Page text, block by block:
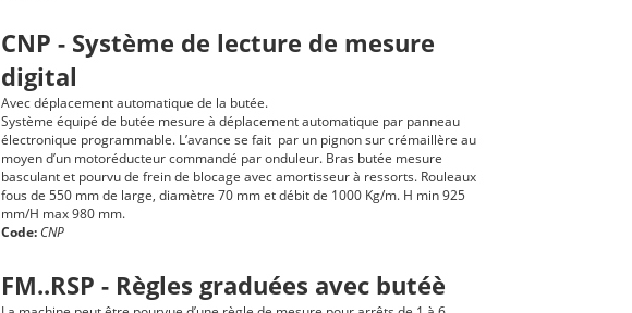
CNP - Système de lecture de mesure
digital
Avec déplacement automatique de la butée.
Système équipé de butée mesure à déplacement automatique par panneau
électronique programmable. L’avance se fait par un pignon sur crémaillère au
moyen d’un motoréducteur commandé par onduleur. Bras butée mesure
basculant et pourvu de frein de blocage avec amortisseur à ressorts. Rouleaux
fous de 550 mm de large, diamètre 70 mm et débit de 1000 Kg/m. H min 925
mm/H max 980 mm.
Code: CNP
FM..RSP - Règles graduées avec butéè